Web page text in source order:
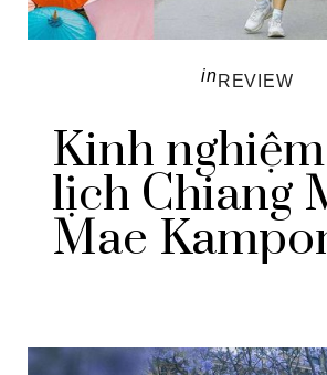
inREVIEW
Kinh
lịch Chiang
Mae